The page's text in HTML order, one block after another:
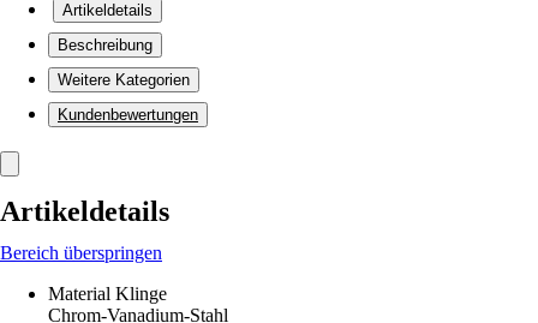
Artikeldetails
Beschreibung
Weitere Kategorien
Kundenbewertungen
Artikeldetails
Bereich überspringen
Material Klinge
Chrom-Vanadium-Stahl